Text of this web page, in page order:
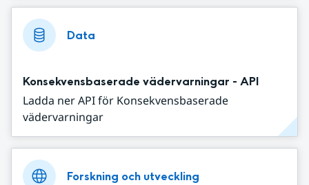
Data
Konsekvensbaserade vädervarningar - API
Ladda ner API för Konsekvensbaserade
vädervarningar
Forskning och utveckling